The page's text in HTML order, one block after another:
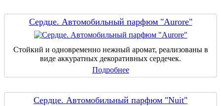
Сердце. Автомобильный парфюм "Aurore"
Стойкий и одновременно нежный аромат, реализованы в
виде аккуратных декоративных сердечек.
Подробнее
Сердце. Автомобильный парфюм "Nuit"